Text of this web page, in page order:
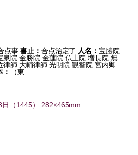
点事 書止：合点治定了 人名：宝勝院
泉院 金勝院 金蓮院 仏土院 増長院 無
律師 大輔律師 光明院 観智院 宮内卿
： （東...
日 （1445） 282×465mm